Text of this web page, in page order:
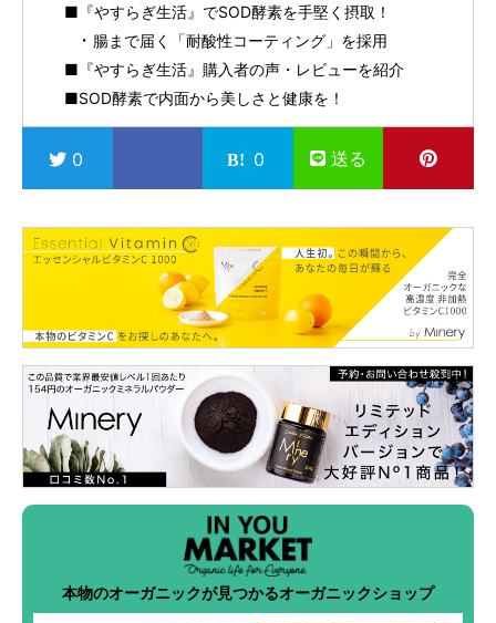
■『やすらぎ生活』でSOD酵素を手堅く摂取！
腸まで届く「耐酸性コーティング」を採用
■『やすらぎ生活』購入者の声・レビューを紹介
■SOD酵素で内面から美しさと健康を！
0 0 送る
本物のオーガニックが見つかるオーガニックショップ